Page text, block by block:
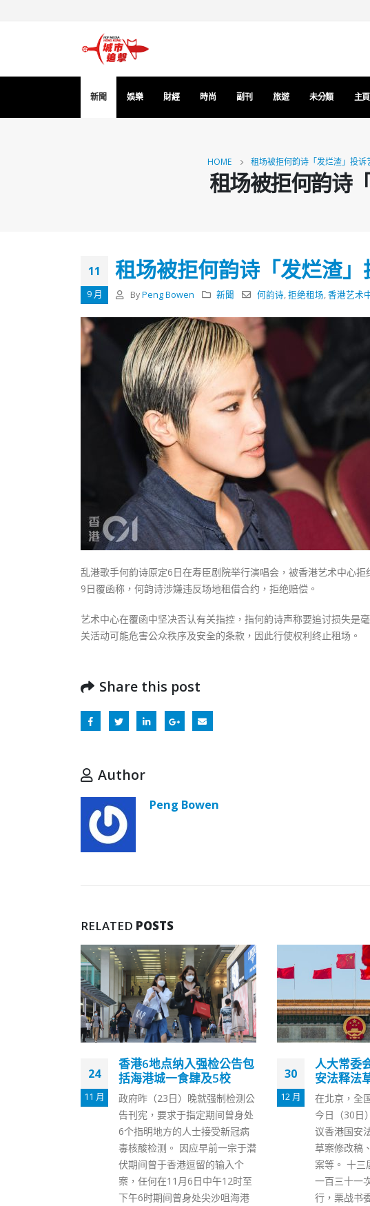
新聞 娛樂 財經 時尚 副刊 旅遊 未分類 主頁
HOME 租场被拒何韵诗「发烂渣」投
租场被拒何韵诗
11
9 月
租场被拒何韵诗「发烂渣
By Peng Bowen 新聞 何韵诗,拒绝租场,香港艺术
乱港歌手何韵诗原定6日在寿臣剧院举行演唱会，被香港艺术中心
9日覆函称，何韵诗涉嫌违反场地租借合约，拒绝赔偿。
艺术中心在覆函中坚决否认有关指控，指何韵诗声称要追讨损失是
关活动可能危害公众秩序及安全的条款，因此行使权利终止租场。
Share this post
Author
Peng Bowen
RELATED POSTS
6地点纳入强检公告包
港城一食肆及5校
昨（23日）晚就强制检测公
宪，要求于指定期间曾身处
酸检测。 因应早前一宗于潜
30
12 月
人大常委会将审议香港国
安法释法草案
在北京，全国人大常委会会议在
今日（30日）闭幕，闭幕前将审
议香港国安法释法案的待拟稿、
草案修改稿、决定草案及解释草
案等。 十三届全国人大常委会第
一百三十一次委员长会议昨日举
行，栗战书委员长主持会议。会
07
1 月
香港全港
式
2023-12-18